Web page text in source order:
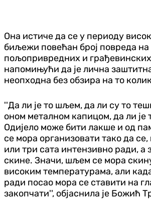
Она истиче да се у периоду
биљежи повећан број повреда
пољопривредних и
напомињући да је лична
неопходна без обзира на то
''Да ли је то шљем, да ли су то
оном металном капицом, да ли је
Одијело може бити лакше и од
се мора организовати тако да
или три сата интензивно ради, а
скине. Значи, шљем се мора
високим температурама, али
ради посао мора се ставити на
закопчати'', објаснила је Божић